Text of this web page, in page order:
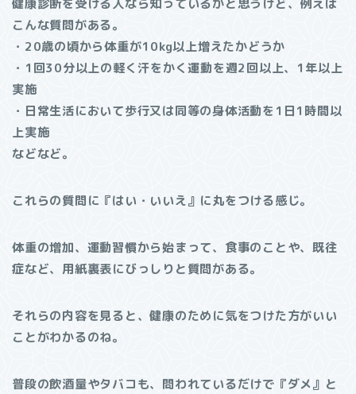
健康診断を受ける人なら知っているかと思うけど、例えば
こんな質問がある。
・20歳の頃から体重が10kg以上増えたかどうか
・1回30分以上の軽く汗をかく運動を週2回以上、1年以上
実施
・日常生活において歩行又は同等の身体活動を1日1時間以
上実施
などなど。
これらの質問に『はい・いいえ』に丸をつける感じ。
体重の増加、運動習慣から始まって、食事のことや、既往
症など、用紙裏表にびっしりと質問がある。
それらの内容を見ると、健康のために気をつけた方がいい
ことがわかるのね。
普段の飲酒量やタバコも、問われているだけで『ダメ』と